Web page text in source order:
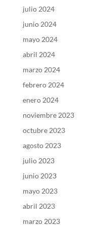
julio 2024
junio 2024
mayo 2024
abril 2024
marzo 2024
febrero 2024
enero 2024
noviembre 2023
octubre 2023
agosto 2023
julio 2023
junio 2023
mayo 2023
abril 2023
marzo 2023